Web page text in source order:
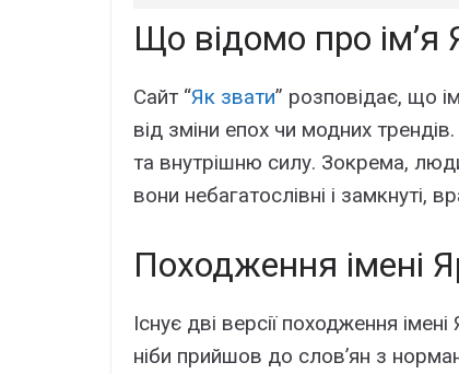
Що відомо про ім’я
Сайт “Як звати” розповідає, що
від зміни епох чи модних
та внутрішню силу. Зокрема,
вони небагатослівні і замкнуті,
Походження імені
Існує дві версії походження
ніби прийшов до слов’ян з